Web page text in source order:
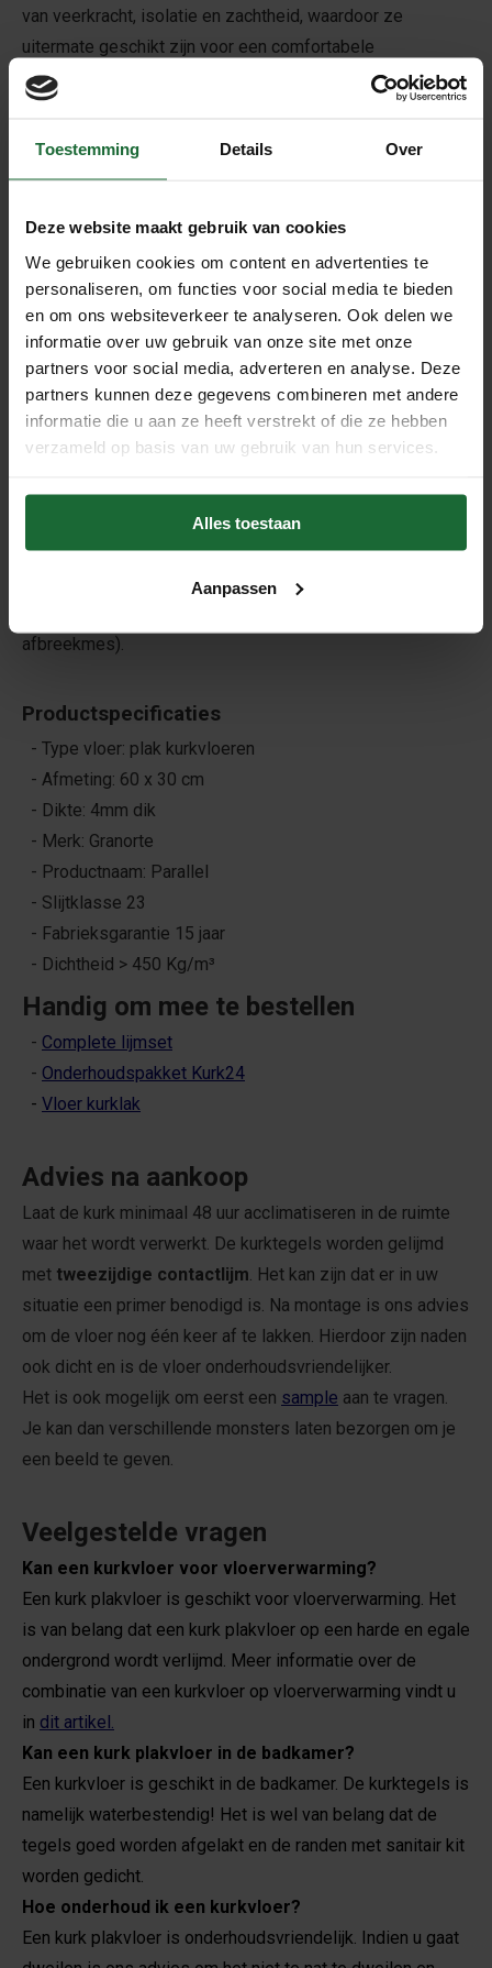
Toestemming Details Over
Deze website maakt gebruik van cookies
We gebruiken cookies om content en advertenties te
personaliseren, om functies voor social media te bieden
en om ons websiteverkeer te analyseren. Ook delen we
informatie over uw gebruik van onze site met onze
partners voor social media, adverteren en analyse. Deze
partners kunnen deze gegevens combineren met andere
informatie die u aan ze heeft verstrekt of die ze hebben
verzameld op basis van uw gebruik van hun services.
Alles toestaan
Aanpassen
van veerkracht, isolatie en zachtheid, waardoor ze
uitermate geschikt zijn voor een comfortabele
loopervaring. Bovendien heeft kurk van nature thermische
en geluidsisolerende eigenschappen, waardoor het
aangenaam aanvoelt en bijdraagt aan een rustige
advies om de vloer na montage 1 keer af te lakken.
Hierdoor wordt de vloer onderhoudsvriendelijk en zorg je
ervoor dat de naden goed dicht zitten. De Granorte
plakvloeren zijn af te lakken met devloerkurklak mat.
Wat is voorgelijmd?
De kurk wordt "voorgelijmd" met tweezijdige contactlijm. U
hoeft alleen nog maar de ondergrond in te lijmen met de
lijm die wij meeleveren. Dit scheelt tijd, ruimte en onnodig
veel lijm. De benodigde lijm voor de ondergrond en een
losse lijmroller van 11cm leveren wij er namelijk bij! Bestel
voor het gemak nog eencomplete lijmset
afbreekmes).
Productspecificaties
- Type vloer: plak kurkvloeren
- Afmeting: 60 x 30 cm
- Dikte: 4mm dik
- Merk: Granorte
- Productnaam: Parallel
- Slijtklasse 23
- Fabrieksgarantie 15 jaar
- Dichtheid > 450 Kg/m³
Handig om mee te bestellen
- Complete lijmset
- Onderhoudspakket Kurk24
- Vloer kurklak
Advies na aankoop
Laat de kurk minimaal 48 uur acclimatiseren in de ruimte
waar het wordt verwerkt. De kurktegels worden gelijmd
met tweezijdige contactlijm. Het kan zijn dat er in uw
situatie een primer benodigd is. Na montage is ons advies
om de vloer nog één keer af te lakken. Hierdoor zijn naden
ook dicht en is de vloer onderhoudsvriendelijker.
Het is ook mogelijk om eerst een sample aan te vragen.
Je kan dan verschillende monsters laten bezorgen om je
een beeld te geven.
Veelgestelde vragen
Kan een kurkvloer voor vloerverwarming?
Een kurk plakvloer is geschikt voor vloerverwarming. Het
is van belang dat een kurk plakvloer op een harde en egale
ondergrond wordt verlijmd. Meer informatie over de
combinatie van een kurkvloer op vloerverwarming vindt u
in dit artikel.
Kan een kurk plakvloer in de badkamer?
Een kurkvloer is geschikt in de badkamer. De kurktegels is
namelijk waterbestendig! Het is wel van belang dat de
tegels goed worden afgelakt en de randen met sanitair kit
worden gedicht.
Hoe onderhoud ik een kurkvloer?
Een kurk plakvloer is onderhoudsvriendelijk. Indien u gaat